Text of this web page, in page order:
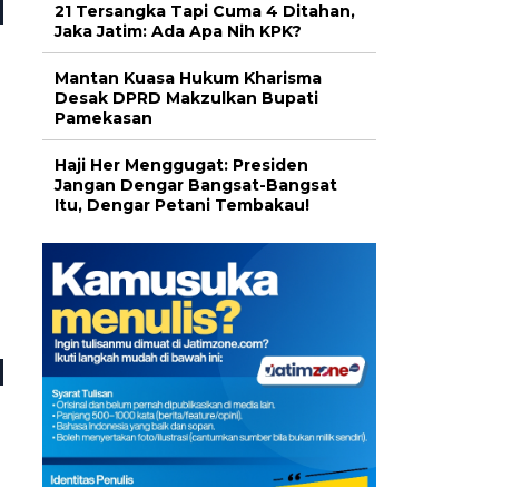
21 Tersangka Tapi Cuma 4 Ditahan,
Jaka Jatim: Ada Apa Nih KPK?
Mantan Kuasa Hukum Kharisma
Desak DPRD Makzulkan Bupati
Pamekasan
Haji Her Menggugat: Presiden
Jangan Dengar Bangsat-Bangsat
Itu, Dengar Petani Tembakau!